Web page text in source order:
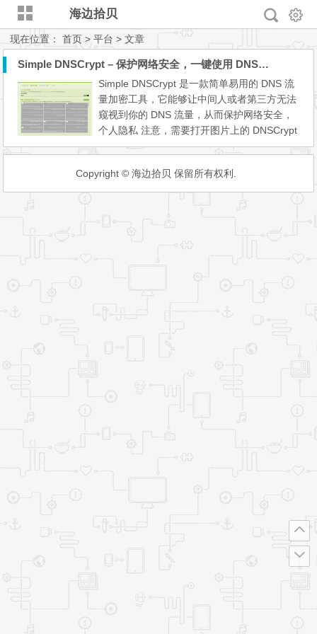
海边拾贝
现在位置：首页 > 平台 > 文章
Simple DNSCrypt – 保护网络安全，一键使用 DNSCrypt 加密 DNS 流量
Simple DNSCrypt 是一款简单易用的 DNS 流
量加密工具，它能够让中间人或者第三方无法
窥视到你的 DNS 流量，从而保护网络安全，
个人隐私 注意，需要打开图片上的 DNSCrypt
服务，并选择网卡，才能开始使用 DNSCrypt
议，你可以想像成 HTTPS 一样，只不过这次
加密的是 DNS 流量，这样就可以保护网络安
Copyright © 海边拾贝 保留所有权利.